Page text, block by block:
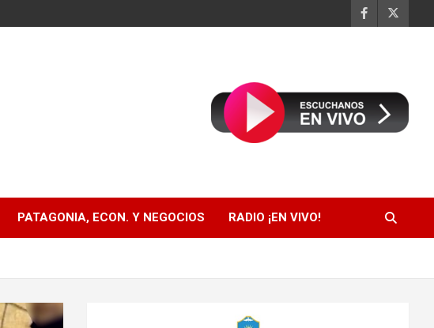
PATAGONIA, ECON. Y NEGOCIOS RADIO ¡EN VIVO!